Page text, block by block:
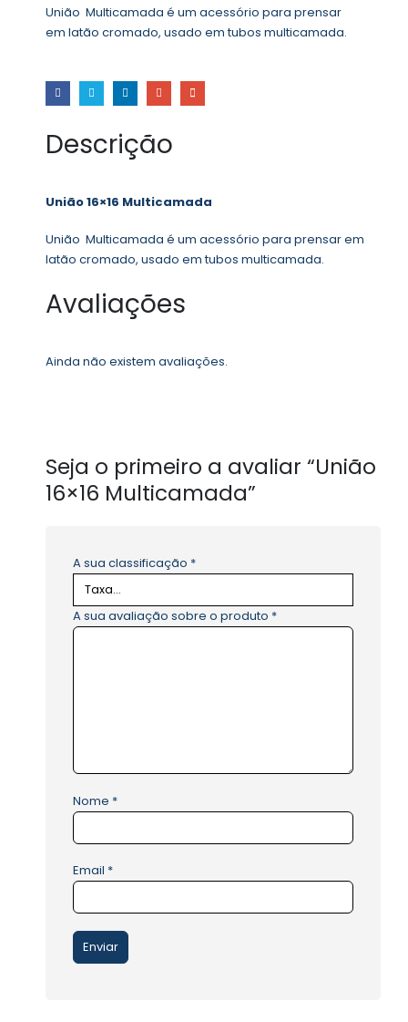
União Multicamada é um acessório para prensar
em latão cromado, usado em tubos multicamada.
Descrição
União 16×16 Multicamada
União Multicamada é um acessório para prensar em
latão cromado, usado em tubos multicamada.
Avaliações
Ainda não existem avaliações.
Seja o primeiro a avaliar “União
16×16 Multicamada”
A sua classificação *
A sua avaliação sobre o produto *
Nome *
Email *